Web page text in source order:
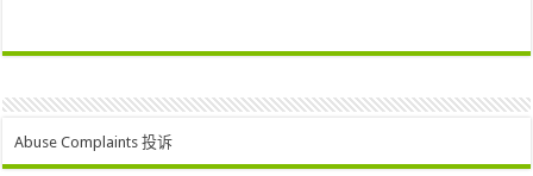
Abuse Complaints 投诉